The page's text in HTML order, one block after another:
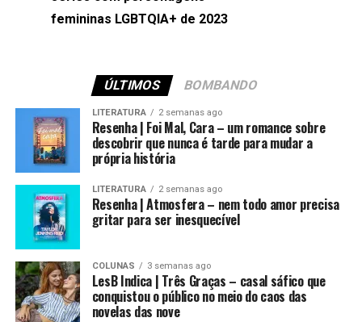
femininas LGBTQIA+ de 2023
ÚLTIMOS BOMBANDO
LITERATURA 2 semanas ago
Resenha | Foi Mal, Cara – um romance sobre
descobrir que nunca é tarde para mudar a
própria história
LITERATURA 2 semanas ago
Resenha | Atmosfera – nem todo amor precisa
gritar para ser inesquecível
COLUNAS 3 semanas ago
LesB Indica | Três Graças – casal sáfico que
conquistou o público no meio do caos das
novelas das nove